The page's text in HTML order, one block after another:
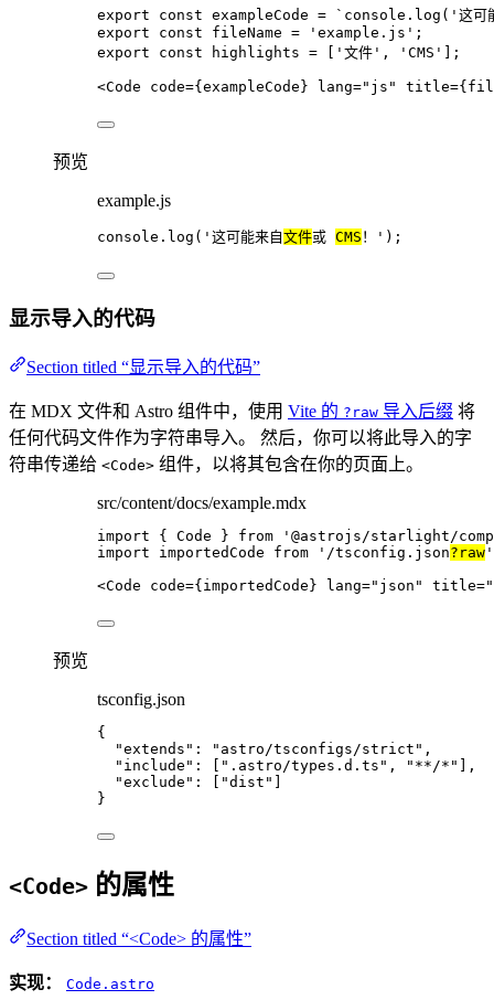
export const exampleCode = ` console.log('这可
export const fileName = ' example.js ' ;
export const
highlights = ' 文件 ' , ' CMS ' ];
<Code code={ exampleCode } lang=" js " title={
预览
example.js
console . log ( ' 这可能来自文件或 CMS ！ ' );
显示导入的代码
Section titled “显示导入的代码”
在 MDX 文件和 Astro 组件中，使用 Vite 的 ?raw 导入后缀 将
任何代码文件作为字符串导入。 然后，你可以将此导入的字
符串传递给 <Code> 组件，以将其包含在你的页面上。
src/content/docs/example.mdx
import { Code } from ' @astrojs/starlight/
import importedCode from ' /tsconfig.json?raw '
<Code code={ importedCode } lang=" json " title="
预览
tsconfig.json
{
"extends" : " astro/tsconfigs/strict " ,
"include" : [ " .astro/types.d.ts " , " **/* "
],
"exclude" : [ "dist "
}
<Code> 的属性
Section titled “<Code> 的属性”
实现： Code.astro